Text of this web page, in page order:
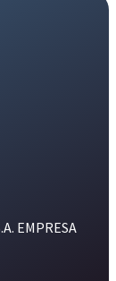
EMPRESA